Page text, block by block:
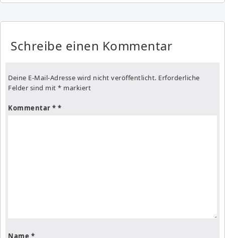
Schreibe einen Kommentar
Deine E-Mail-Adresse wird nicht veröffentlicht. Erforderliche
Felder sind mit * markiert
Kommentar *
Name *